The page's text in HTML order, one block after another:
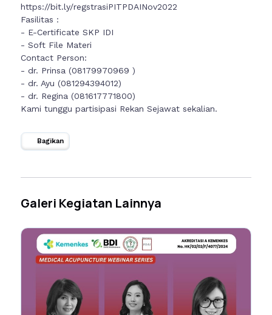
https://bit.ly/regstrasiPITPDAINov2022
Fasilitas :
- E-Certificate SKP IDI
- Soft File Materi
Contact Person:
- dr. Prinsa (08179970969 )
- dr. Ayu (081294394012)
- dr. Regina (081617771800)
Kami tunggu partisipasi Rekan Sejawat sekalian.
Bagikan
Galeri Kegiatan Lainnya